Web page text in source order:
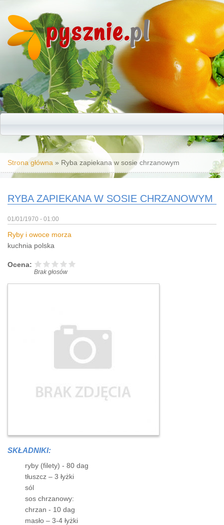
pysznie.pl
Jesteś tutaj
Strona główna » Ryba zapiekana w sosie chrzanowym
RYBA ZAPIEKANA W SOSIE CHRZANOWYM
01/01/1970 - 01:00
Ryby i owoce morza
kuchnia polska
Ocena:
Brak głosów
SKŁADNIKI:
ryby (filety) - 80 dag
tłuszcz – 3 łyżki
sól
sos chrzanowy:
chrzan - 10 dag
masło – 3-4 łyżki